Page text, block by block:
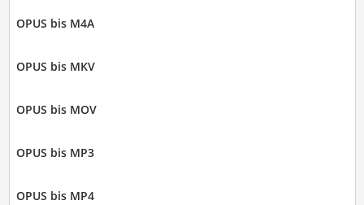
OPUS bis M4A
OPUS bis MKV
OPUS bis MOV
OPUS bis MP3
OPUS bis MP4